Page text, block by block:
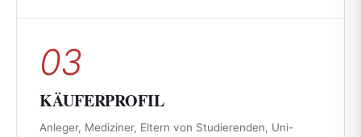
03
KÄUFERPROFIL
Anleger, Mediziner, Eltern von Studierenden, Uni-